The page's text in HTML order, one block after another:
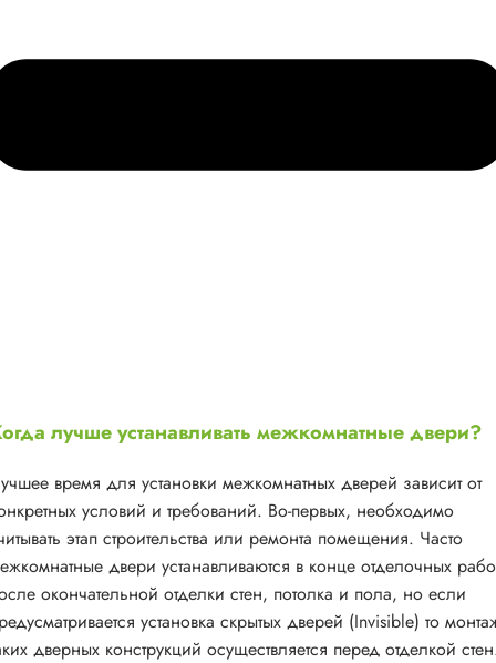
лучше устанавливать межкомнатные двери?
время для установки межкомнатных дверей зависит от
условий и требований. Во-первых, необходимо
этап строительства или ремонта помещения. Часто
двери устанавливаются в конце отделочных
окончательной отделки стен, потолка и пола, но если
установка скрытых дверей (Invisible) то
дверных конструкций осуществляется перед отделкой